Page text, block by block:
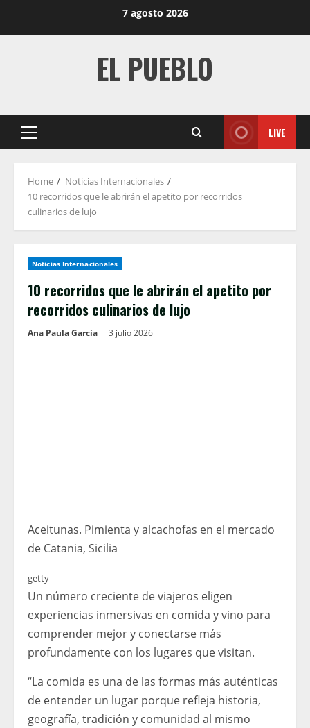
7 agosto 2026
EL PUEBLO
Primary
LIVE
Home
Noticias Internacionales
10 recorridos que le abrirán el apetito por recorridos
culinarios de lujo
Noticias Internacionales
10 recorridos que le abrirán el apetito por
recorridos culinarios de lujo
Ana Paula García 3 julio 2026
Aceitunas. Pimienta y alcachofas en el mercado
de Catania, Sicilia
getty
Un número creciente de viajeros eligen
experiencias inmersivas en comida y vino para
comprender mejor y conectarse más
profundamente con los lugares que visitan.
“La comida es una de las formas más auténticas
de entender un lugar porque refleja historia,
geografía, tradición y comunidad al mismo